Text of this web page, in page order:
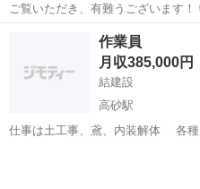
ご覧いただき、有難うございます！
や通信会社、大手ゼネコンの専門
梁架設工・鉄骨組立工）・土工事
土木工事（ケーソン製作工）を行...
釧路市 鳶職
作業員
月収385,000円
結建設
高砂駅
仕事は土工事、鳶、内装解体 各種